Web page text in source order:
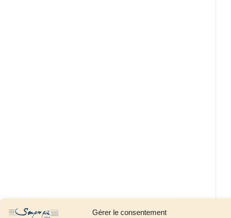
Gérer le consentement